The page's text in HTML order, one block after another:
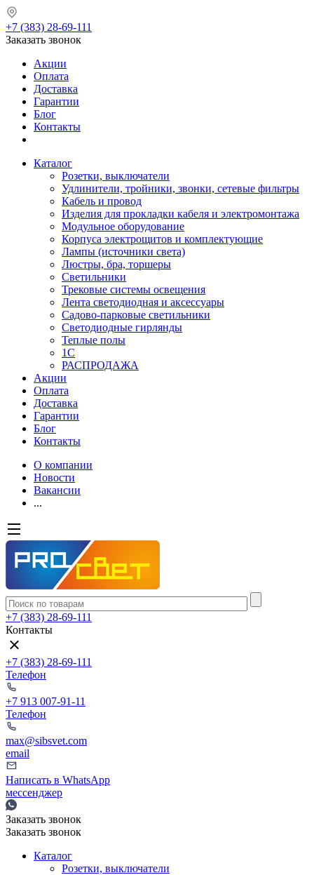
+7 (383) 28-69-111
Заказать звонок
Акции
Оплата
Доставка
Гарантии
Блог
Контакты
Каталог
Розетки, выключатели
Удлинители, тройники, звонки, сетевые фильтры
Кабель и провод
Изделия для прокладки кабеля и электромонтажа
Модульное оборудование
Корпуса электрощитов и комплектующие
Лампы (источники света)
Люстры, бра, торшеры
Светильники
Трековые системы освещения
Лента светодиодная и аксессуары
Садово-парковые светильники
Светодиодные гирлянды
Теплые полы
1С
РАСПРОДАЖА
Акции
Оплата
Доставка
Гарантии
Блог
Контакты
О компании
Новости
Вакансии
...
+7 (383) 28-69-111
Контакты
+7 (383) 28-69-111
Телефон
+7 913 007-91-11
Телефон
max@sibsvet.com
email
Написать в WhatsApp
мессенджер
Заказать звонок
Заказать звонок
Каталог
Розетки, выключатели